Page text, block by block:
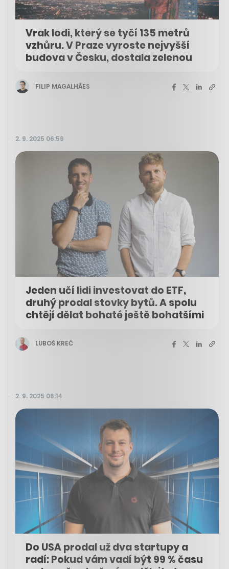
Vrak lodi, který se tyčí 135 metrů
vzhůru. V Praze vyroste nejvyšší
budova v Česku, dostala zelenou
FILIP MAGALHÃES
2. 9. 2025 06:59
Jeden učí lidi investovat do ETF,
druhý prodal stovky bytů. A spolu
chtějí dělat bohaté ještě bohatšími
LUBOŠ KREČ
2. 9. 2025 06:14
Do USA prodal už dva startupy a
radí: Pokud vám vadí být 99 % času